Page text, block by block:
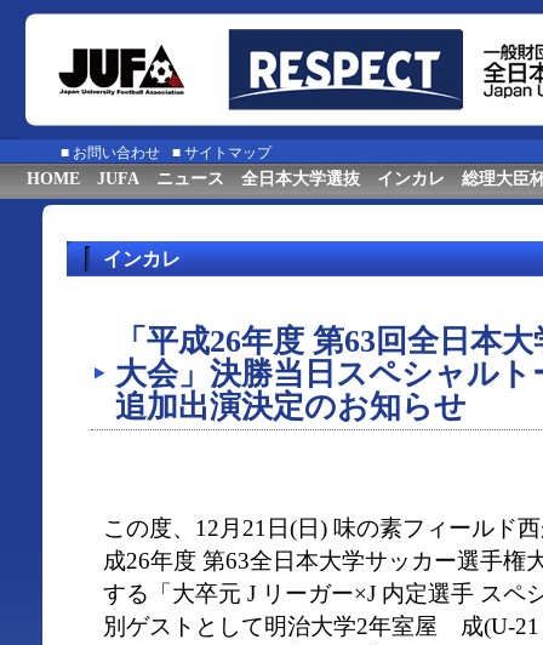
■ お問い合わせ ■ サイトマップ
HOME JUFA ニュース 全日本大学選抜 インカレ 総理大臣
インカレ
「平成26年度 第63回全日本
大会」決勝当日スペシャル
追加出演決定のお知らせ
この度、12月21日(日) 味の素フィールド
成26年度 第63全日本大学サッカー選手権
する「大卒元 J リーガー×J 内定選手 スペ
別ゲストとして明治大学2年室屋 成(U-